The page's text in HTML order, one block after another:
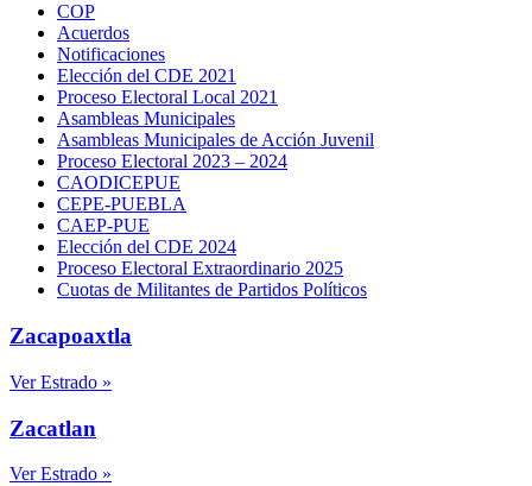
COP
Acuerdos
Notificaciones
Elección del CDE 2021
Proceso Electoral Local 2021
Asambleas Municipales
Asambleas Municipales de Acción Juvenil
Proceso Electoral 2023 – 2024
CAODICEPUE
CEPE-PUEBLA
CAEP-PUE
Elección del CDE 2024
Proceso Electoral Extraordinario 2025
Cuotas de Militantes de Partidos Políticos
Zacapoaxtla
Ver Estrado »
Zacatlan
Ver Estrado »